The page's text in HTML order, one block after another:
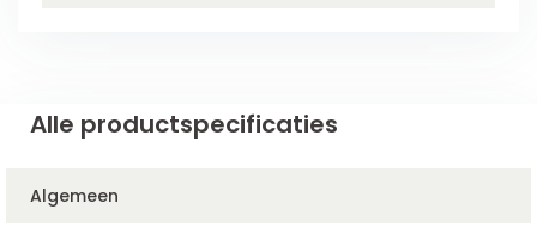
Alle productspecificaties
Algemeen